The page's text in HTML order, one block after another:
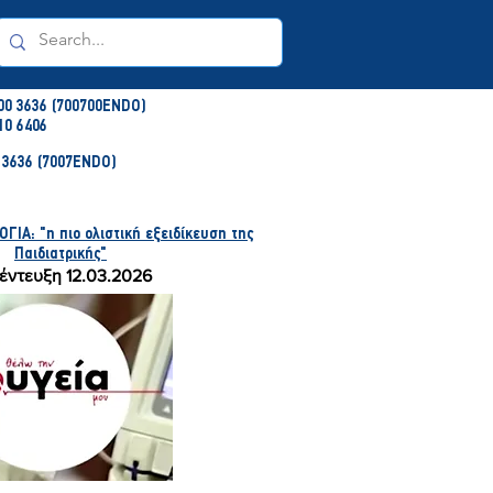
3636 (700700ENDO)
6406
(7007ENDO)
"η πιο ολιστική εξειδίκευση της
Παιδιατρικής"
12.03.2026